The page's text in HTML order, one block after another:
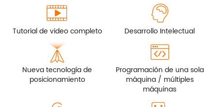
Tutorial de video completo Desarrollo Intelectual
Nueva tecnología de
posicionamiento
Programación de una sola
máquina / múltiples
máquinas